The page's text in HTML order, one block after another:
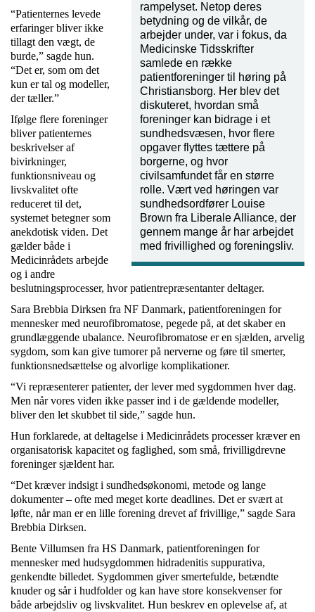
rampelyset. Netop deres
betydning og de vilkår, de
arbejder under, var i fokus, da
Medicinske Tidsskrifter
samlede en række
patientforeninger til høring på
Christiansborg. Her blev det
diskuteret, hvordan små
foreninger kan bidrage i et
sundhedsvæsen, hvor flere
opgaver flyttes tættere på
borgerne, og hvor
civilsamfundet får en større
rolle. Vært ved høringen var
sundhedsordfører Louise
Brown fra Liberale Alliance, der
gennem mange år har arbejdet
med frivillighed og foreningsliv.
“Patienternes levede
erfaringer bliver ikke
tillagt den vægt, de
burde,” sagde hun.
“Det er, som om det
kun er tal og modeller,
der tæller.”
Ifølge flere foreninger
bliver patienternes
beskrivelser af
bivirkninger,
funktionsniveau og
livskvalitet ofte
reduceret til det,
systemet betegner som
anekdotisk viden. Det
gælder både i
Medicinrådets arbejde
og i andre
beslutningsprocesser, hvor patientrepræsentanter deltager.
Sara Brebbia Dirksen fra NF Danmark, patientforeningen for
mennesker med neurofibromatose, pegede på, at det skaber en
grundlæggende ubalance. Neurofibromatose er en sjælden, arvelig
sygdom, som kan give tumorer på nerverne og føre til smerter,
funktionsnedsættelse og alvorlige komplikationer.
“Vi repræsenterer patienter, der lever med sygdommen hver dag.
Men når vores viden ikke passer ind i de gældende modeller,
bliver den let skubbet til side,” sagde hun.
Hun forklarede, at deltagelse i Medicinrådets processer kræver en
organisatorisk kapacitet og faglighed, som små, frivilligdrevne
foreninger sjældent har.
“Det kræver indsigt i sundhedsøkonomi, metode og lange
dokumenter – ofte med meget korte deadlines. Det er svært at
løfte, når man er en lille forening drevet af frivillige,” sagde Sara
Brebbia Dirksen.
Bente Villumsen fra HS Danmark, patientforeningen for
mennesker med hudsygdommen hidradenitis suppurativa,
genkendte billedet. Sygdommen giver smertefulde, betændte
knuder og sår i hudfolder og kan have store konsekvenser for
både arbejdsliv og livskvalitet. Hun beskrev en oplevelse af, at